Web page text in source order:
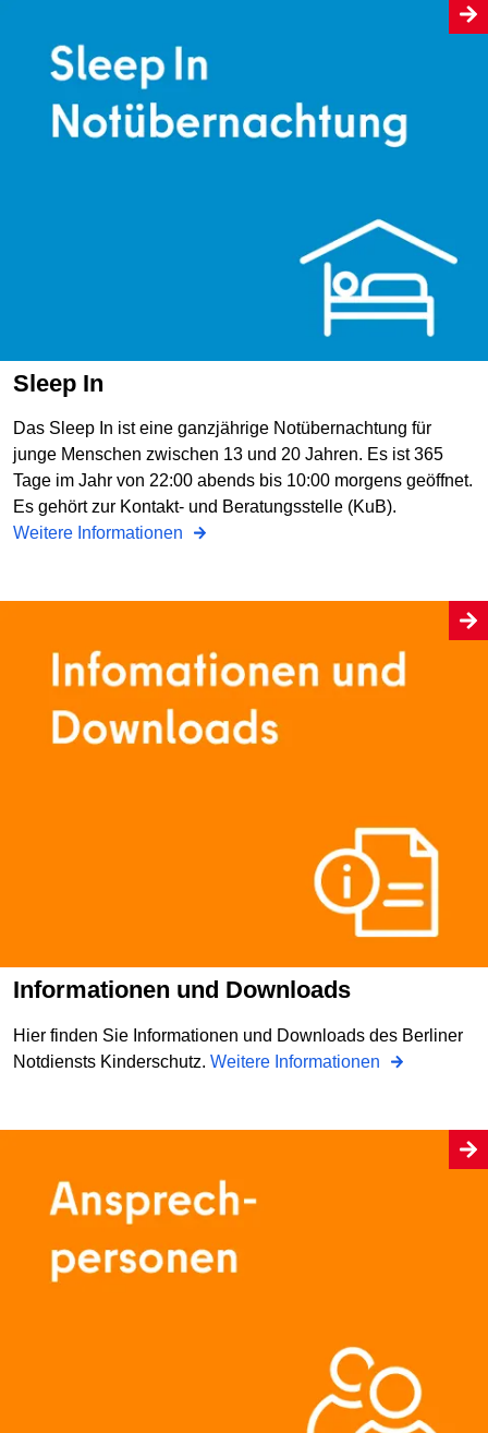
Sleep In
Das Sleep In ist eine ganzjährige Notübernachtung für
junge Menschen zwischen 13 und 20 Jahren. Es ist 365
Tage im Jahr von 22:00 abends bis 10:00 morgens geöffnet.
Es gehört zur Kontakt- und Beratungsstelle (KuB).
Weitere Informationen
Informationen und Downloads
Hier finden Sie Informationen und Downloads des Berliner
Notdiensts Kinderschutz. Weitere Informationen